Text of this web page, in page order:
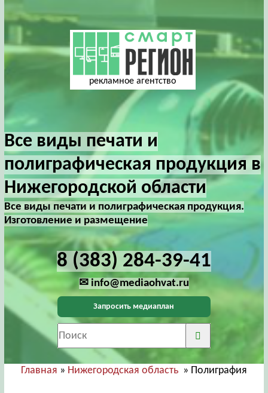
рекламное агентство
Все виды печати и
полиграфическая продукция в
Нижегородской области
Все виды печати и полиграфическая продукция.
Изготовление и размещение
8 (383) 284-39-41
✉ info@mediaohvat.ru
Запросить медиаплан
Главная » Нижегородская область» Полиграфия